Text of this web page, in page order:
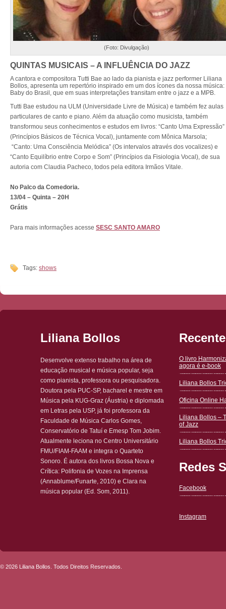
(Foto: Divulgação)
QUINTAS MUSICAIS – A INFLUÊNCIA DO JAZZ
A cantora e compositora Tutti Bae ao lado da pianista e jazz performer Liliana
Bollos, apresenta um repertório inspirado em um dos ícones da nossa música:
Baby do Brasil, que em suas interpretações transitam entre o jazz e a MPB.
Tutti Bae estudou na ULM (Universidade Livre de Música) e também fez aulas
particulares de canto e piano. Além da atuação como musicista, também
transformou seus conhecimentos e estudos em livros: “Canto Uma Expressão”
(Princípios Básicos de Técnica Vocal), juntamente com Mônica Marsola;
“Canto: Uma Consciência Melódica” (Os intervalos através dos vocalizes) e
“Canto Equilíbrio entre Corpo e Som” (Princípios da Fisiologia Vocal), de sua
autoria com Claudia Pacheco, todos pela editora Irmãos Vitale.
No Palco da Comedoria.
13/04 – Quinta – 20H
Grátis
Para mais informações acesse SESC SANTO AMARO
Tags: shows
Liliana Bollos
Desenvolve extenso trabalho na área de
educação musical e música popular, seja
como pianista, professora ou pesquisadora.
Doutora pela PUC-SP, bacharel e mestre em
Música pela KUG-Graz (Áustria) e diplomada
em Letras pela USP, já foi professora da
Faculdade de Música Carlos Gomes,
Conservatório de Tatuí e Emesp Tom Jobim.
Atualmente leciona no Centro Universitário
FMU/FIAM-FAAM e integra o Quarteto
Sonoro. É autora dos livros Bossa Nova e
Crítica: Polifonia de Vozes na Imprensa
(Annablume/Funarte, 2010) e Clara na
música popular (Ed. Som, 2011).
O livro
agora é e-book
Liliana Bollos
Oficina Online
Liliana Bollos –
of Jazz
Liliana Bollos
Redes
Facebook
Instagram
© 2026 Liliana Bollos. Todos Direitos Reservados.